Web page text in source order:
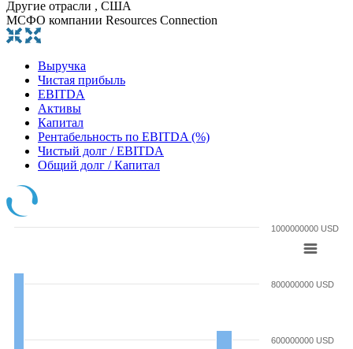
Другие отрасли , США
МСФО компании Resources Connection
Выручка
Чистая прибыль
EBITDA
Активы
Капитал
Рентабельность по EBITDA (%)
Чистый долг / EBITDA
Общий долг / Капитал
600000000 USD
800000000 USD
1000000000 USD